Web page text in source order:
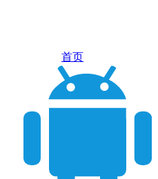
首页